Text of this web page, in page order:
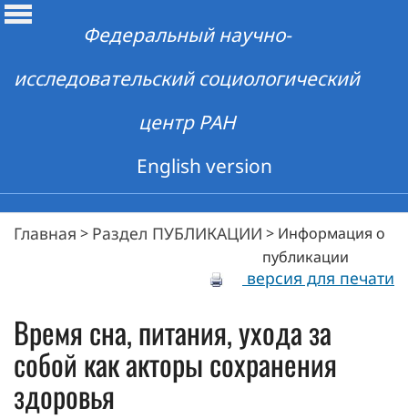
Федеральный научно-
исследовательский социологический
центр РАН
English version
Главная > Раздел ПУБЛИКАЦИИ > Информация о
публикации
версия для печати
Время сна, питания, ухода за
собой как акторы сохранения
здоровья